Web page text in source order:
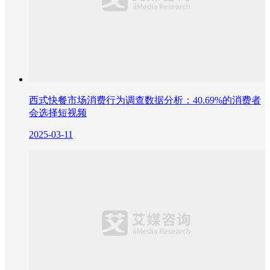
西式快餐市场消费行为调查数据分析：40.69%的消费者
会选择短视频
2025-03-11